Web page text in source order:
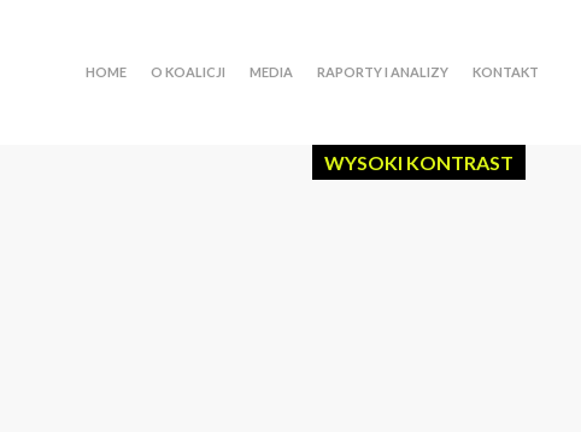
WYSOKI KONTRAST
HOME O KOALICJI MEDIA RAPORTY I ANALIZY KONTAKT